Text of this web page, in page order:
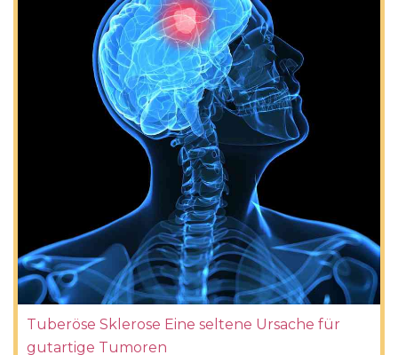
Tuberöse Sklerose Eine seltene Ursache für
gutartige Tumoren